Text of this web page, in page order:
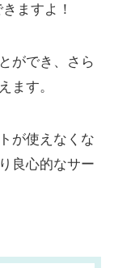
ますよ！
ができ、さら
ます。
が使えなくな
良心的なサー